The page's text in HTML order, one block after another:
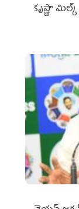
కృష్ణా